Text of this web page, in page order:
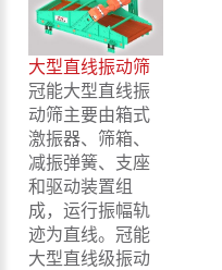
大型直线振动筛
冠能大型直线振
动筛主要由箱式
激振器、筛箱、
减振弹簧、支座
和驱动装置组
成，运行振幅轨
迹为直线。冠能
大型直线级振动